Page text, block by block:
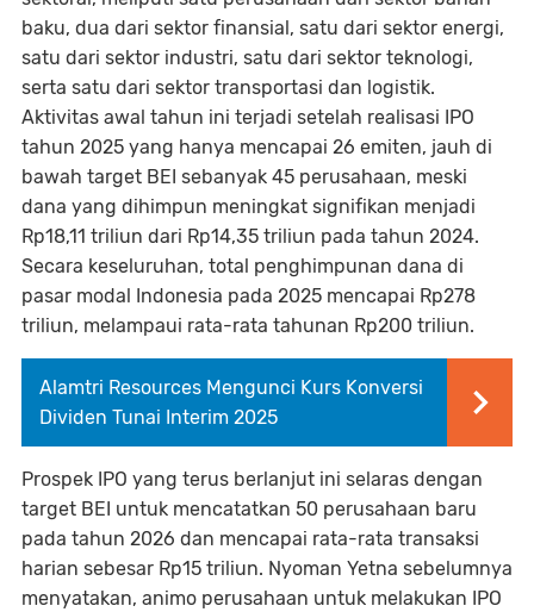
baku, dua dari sektor finansial, satu dari sektor energi,
satu dari sektor industri, satu dari sektor teknologi,
serta satu dari sektor transportasi dan logistik.
Aktivitas awal tahun ini terjadi setelah realisasi IPO
tahun 2025 yang hanya mencapai 26 emiten, jauh di
bawah target BEI sebanyak 45 perusahaan, meski
dana yang dihimpun meningkat signifikan menjadi
Rp18,11 triliun dari Rp14,35 triliun pada tahun 2024.
Secara keseluruhan, total penghimpunan dana di
pasar modal Indonesia pada 2025 mencapai Rp278
triliun, melampaui rata-rata tahunan Rp200 triliun.
Alamtri Resources Mengunci Kurs Konversi
Dividen Tunai Interim 2025
Prospek IPO yang terus berlanjut ini selaras dengan
target BEI untuk mencatatkan 50 perusahaan baru
pada tahun 2026 dan mencapai rata-rata transaksi
harian sebesar Rp15 triliun. Nyoman Yetna sebelumnya
menyatakan, animo perusahaan untuk melakukan IPO